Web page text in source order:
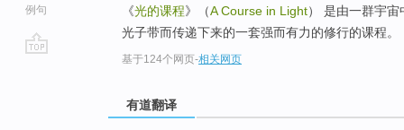
例句
《光的课程》（A Course in Light） 是由一群宇
光子带而传递下来的一套强而有力的修行的课程。
基于124个网页-相关网页
有道翻译